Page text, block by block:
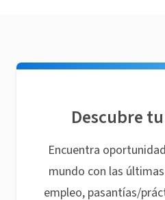
Descubre
Encuentra
mundo con las
empleo, pasantías/